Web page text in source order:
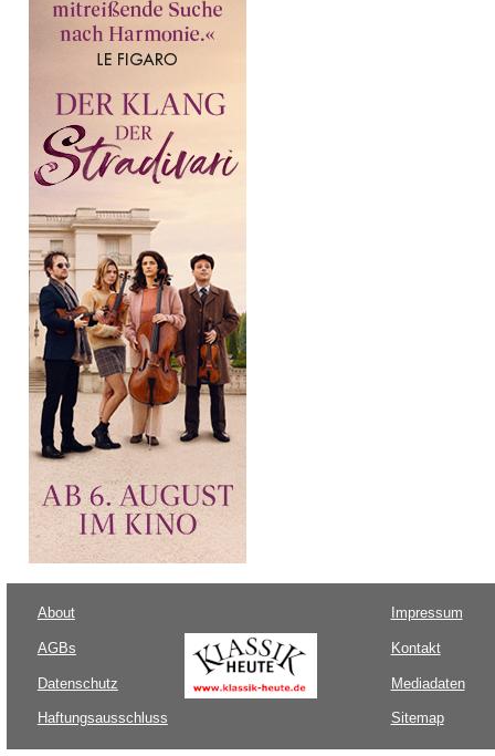
About
AGBs
Datenschutz
Haftungsausschluss
Impressum
Kontakt
Mediadaten
Sitemap